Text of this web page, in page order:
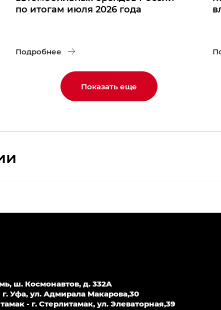
по итогам июля 2026 года
Подробнее
Показать еще
комплектации Экс ПРЕМИУМ — EX PREMIUM
Эс 8 ТРЭВЕЛЛЕР — GS8 TRAVELLER, Джи Икс
ш. Космонавтов, д. 332A
г. Уфа, ул. Адмирала Макарова,30
- г. Стерлитамак, ул. Элеваторная,39